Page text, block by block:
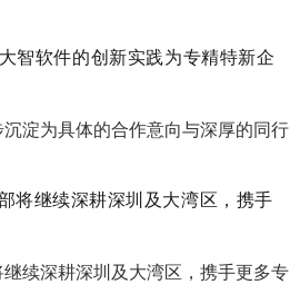
智软件的创新实践为专精特新企
淀为具体的合作意向与深厚的同行
将继续深耕深圳及大湾区，携手
续深耕深圳及大湾区，携手更多专